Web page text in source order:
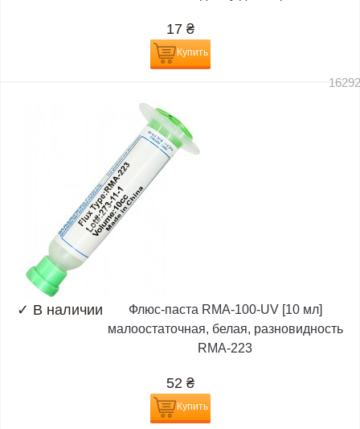
17 ₴
Купить
✓ В наличии
Флюс-паста RMA-100-UV [10 мл]
малоостаточная, белая, разновидность
RMA-223
52 ₴
Купить